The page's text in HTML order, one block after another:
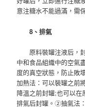
意注糖水不能過滿，需
8、排氣
原料裝罐注液后，
中和食品組織中的空氣
度的真空狀態，防止敗
加熱法：可以裝罐之前
降溫之前封罐;也可以
排氣后封罐。②抽氣法